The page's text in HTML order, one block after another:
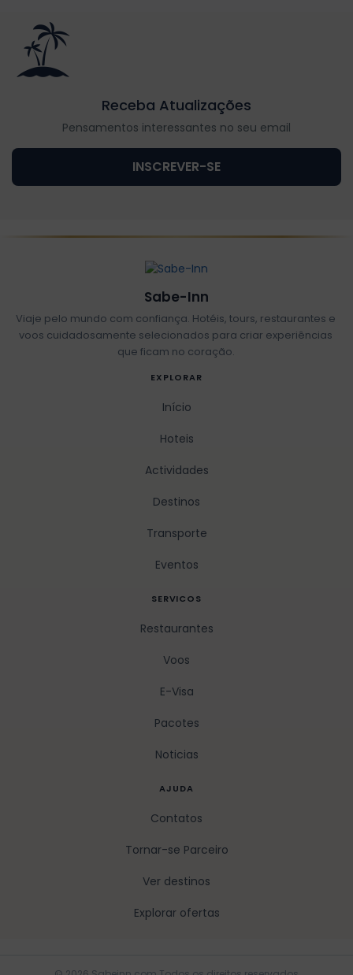
Receba Atualizações
Pensamentos interessantes no seu email
INSCREVER-SE
Sabe-Inn
Viaje pelo mundo com confiança. Hotéis, tours, restaurantes e
voos cuidadosamente selecionados para criar experiências
que ficam no coração.
EXPLORAR
Início
Hoteis
Actividades
Destinos
Transporte
Eventos
SERVICOS
Restaurantes
Voos
E-Visa
Pacotes
Noticias
AJUDA
Contatos
Tornar-se Parceiro
Ver destinos
Explorar ofertas